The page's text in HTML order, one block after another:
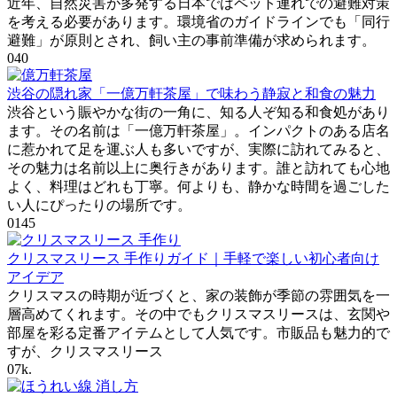
を考える必要があります。環境省のガイドラインでも「同行
避難」が原則とされ、飼い主の事前準備が求められます。
040
渋谷の隠れ家「一億万軒茶屋」で味わう静寂と和食の魅力
渋谷という賑やかな街の一角に、知る人ぞ知る和食処があり
ます。その名前は「一億万軒茶屋」。インパクトのある店名
に惹かれて足を運ぶ人も多いですが、実際に訪れてみると、
その魅力は名前以上に奥行きがあります。誰と訪れても心地
よく、料理はどれも丁寧。何よりも、静かな時間を過ごした
い人にぴったりの場所です。
0145
クリスマスリース 手作りガイド｜手軽で楽しい初心者向け
アイデア
クリスマスの時期が近づくと、家の装飾が季節の雰囲気を一
層高めてくれます。その中でもクリスマスリースは、玄関や
部屋を彩る定番アイテムとして人気です。市販品も魅力的で
すが、クリスマスリース
07k.